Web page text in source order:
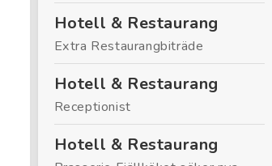
Hotell & Restaurang
Extra Restaurangbiträde
Hotell & Restaurang
Receptionist
Hotell & Restaurang